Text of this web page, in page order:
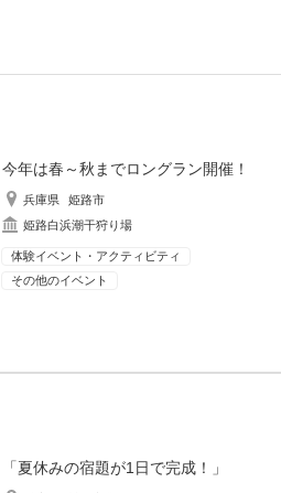
今年は春～秋までロングラン開催！
兵庫県
姫路市
姫路白浜潮干狩り場
体験イベント・アクティビティ
その他のイベント
「夏休みの宿題が1日で完成！」